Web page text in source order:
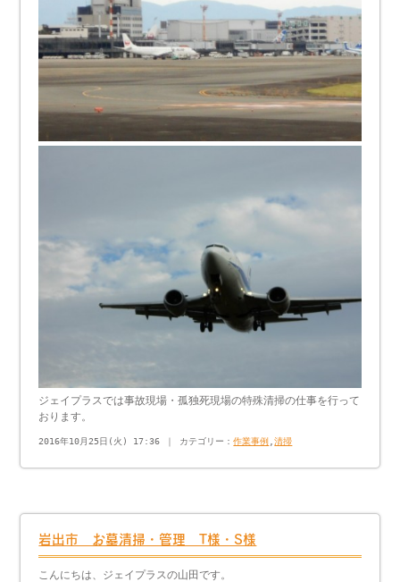
ジェイプラスでは事故現場・孤独死現場の特殊清掃の仕事を行って
おります。
2016年10月25日(火) 17:36 ｜ カテゴリー：作業事例 ,清掃
岩出市 お墓清掃・管理 T様・S様
こんにちは、ジェイプラスの山田です。